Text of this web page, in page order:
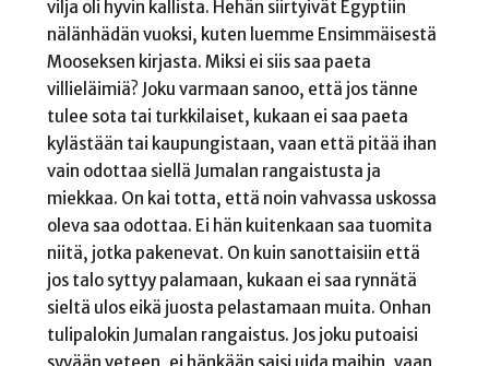
vilja oli hyvin kallista. Hehän siirtyivät Egyptiin
nälänhädän vuoksi, kuten luemme Ensimmäisestä
Mooseksen kirjasta. Miksi ei siis saa paeta
villieläimiä? Joku varmaan sanoo, että jos tänne
tulee sota tai turkkilaiset, kukaan ei saa paeta
kylästään tai kaupungistaan, vaan että pitää ihan
vain odottaa siellä Jumalan rangaistusta ja
miekkaa. On kai totta, että noin vahvassa uskossa
oleva saa odottaa. Ei hän kuitenkaan saa tuomita
niitä, jotka pakenevat. On kuin sanottaisiin että
jos talo syttyy palamaan, kukaan ei saa rynnätä
sieltä ulos eikä juosta pelastamaan muita. Onhan
tulipalokin Jumalan rangaistus. Jos joku putoaisi
syvään veteen, ei hänkään saisi uida maihin, vaan